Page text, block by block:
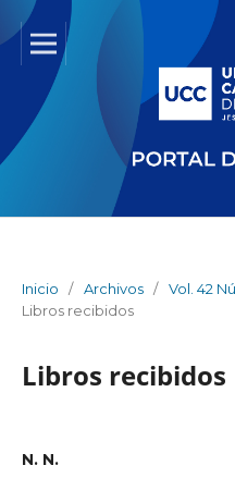
Inicio / Archivos / Vol. 42
Libros recibidos
Libros recibidos
N. N.